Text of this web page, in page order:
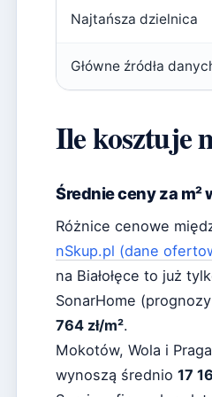
Najtańsza dzielnica
Główne źródła
Ile kosztuje
Średnie ceny za m²
Różnice cenowe
nSkup.pl (dane
na Białołęce to już
SonarHome
764 zł/m².
Mokotów, Wola i
wynoszą średnio 17